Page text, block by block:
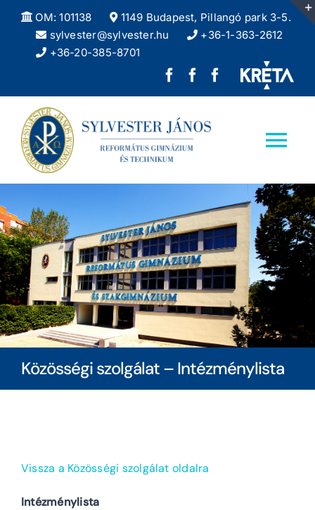
Kihagyás
OM: 101138 1149 Budapest, Pillangó park 3-5.
sylvester@sylvester.hu
+36-1-363-2612
+36-20-385-8701
Sylvester
Református
facebook
oldala
REFlex,
Sylvester
Sylvester
facebook
Iskolánkról
Felvételizőknek
Diákoknak
Dokumentumok
Közösségi szolgálat – Intézménylista
Vissza a Közösségi szolgálat oldalra
Intézménylista